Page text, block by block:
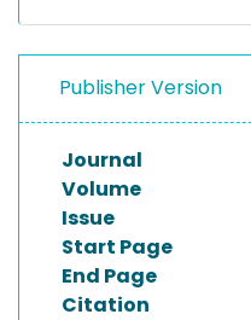
Publisher Version
Journal
Volume
Issue
Start Page
End Page
Citation